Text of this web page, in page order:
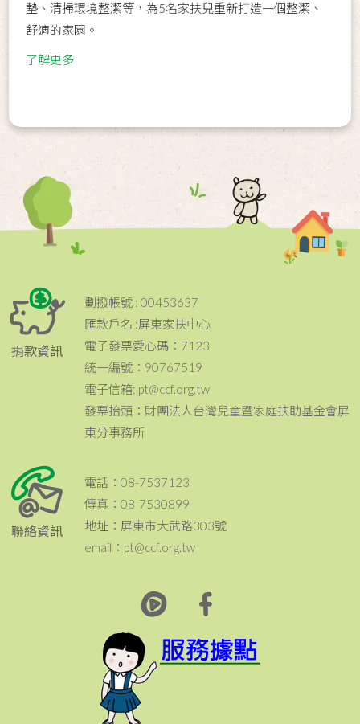
墊、清掃環境整潔等，為5名家扶兒重新打造一個整潔、
舒適的家園。
了解更多
捐款資訊
劃撥帳號 : 00453637
匯款戶名 :屏東家扶中心
電子發票愛心碼：7123
統一編號：90767519
電子信箱: pt@ccf.org.tw
發票抬頭：財團法人台灣兒童暨家庭扶助基金會屏
東分事務所
聯絡資訊
電話：08-7537123
傳真：08-7530899
地址：屏東市大武路303號
email：pt@ccf.org.tw